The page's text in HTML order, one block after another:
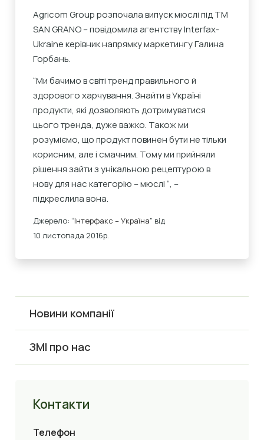
Agricom Group розпочала випуск мюслі під ТМ
SAN GRANO – повідомила агентству Interfax-
Ukraine керівник напрямку маркетингу Галина
Горбань.
“Ми бачимо в світі тренд правильного й
здорового харчування. Знайти в Україні
продукти, які дозволяють дотримуватися
цього тренда, дуже важко. Також ми
розуміємо, що продукт повинен бути не тільки
корисним, але і смачним. Тому ми прийняли
рішення зайти з унікальною рецептурою в
нову для нас категорію – мюслі “, –
підкреслила вона.
Джерело: “Інтерфакс – Україна” від
10 листопада 2016р.
Новини компанії
ЗМІ про нас
Контакти
Телефон